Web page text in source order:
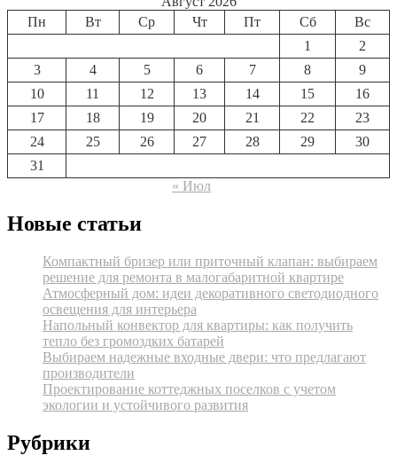
Пн
Вт Ср Чт Пт Сб
Вс
1
2
3
4 5 6 7 8
9
10
11 12 13 14 15
16
17
18 19 20 21 22
23
24
25 26 27 28 29
30
31
« Июл
Новые статьи
Компактный бризер или приточный клапан: выбираем
решение для ремонта в малогабаритной квартире
Атмосферный дом: идеи декоративного светодиодного
освещения для интерьера
Напольный конвектор для квартиры: как получить
тепло без громоздких батарей
Выбираем надежные входные двери: что предлагают
производители
Проектирование коттеджных поселков с учетом
экологии и устойчивого развития
Рубрики